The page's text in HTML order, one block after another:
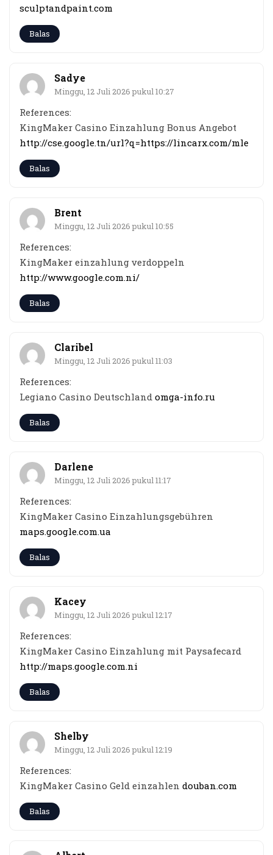
sculptandpaint.com
Balas
Sadye
Minggu, 12 Juli 2026 pukul 10:27
References:
KingMaker Casino Einzahlung Bonus Angebot
http://cse.google.tn/url?q=https://lincarx.com/mle
Balas
Brent
Minggu, 12 Juli 2026 pukul 10:55
References:
KingMaker einzahlung verdoppeln
http://www.google.com.ni/
Balas
Claribel
Minggu, 12 Juli 2026 pukul 11:03
References:
Legiano Casino Deutschland omga-info.ru
Balas
Darlene
Minggu, 12 Juli 2026 pukul 11:17
References:
KingMaker Casino Einzahlungsgebühren
maps.google.com.ua
Balas
Kacey
Minggu, 12 Juli 2026 pukul 12:17
References:
KingMaker Casino Einzahlung mit Paysafecard
http://maps.google.com.ni
Balas
Shelby
Minggu, 12 Juli 2026 pukul 12:19
References:
KingMaker Casino Geld einzahlen douban.com
Balas